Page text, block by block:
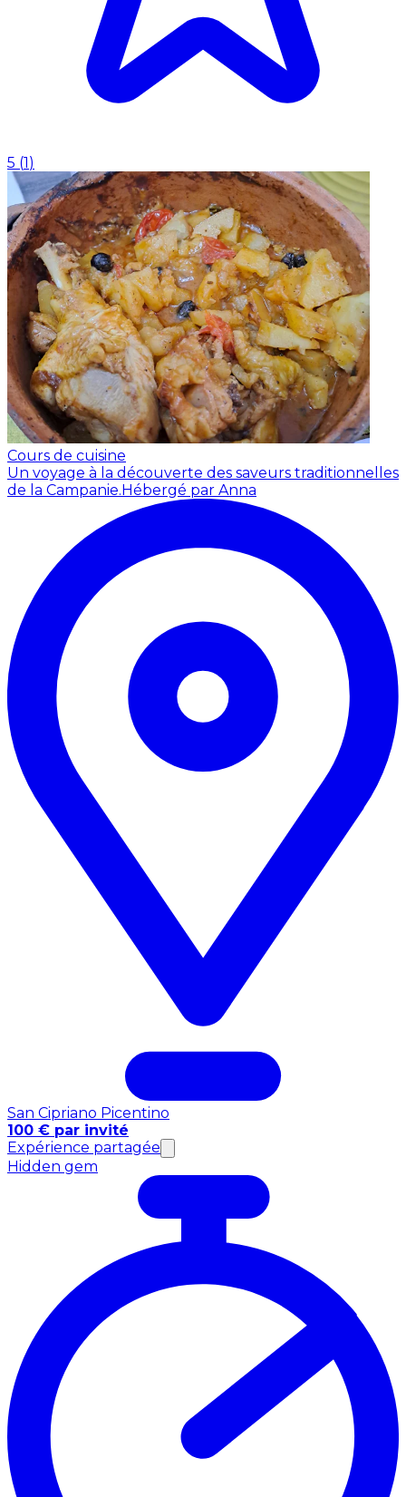
5 (1 )
Cours de cuisine
Un voyage à la découverte des saveurs traditionnelles
de la Campanie. Hébergé par Anna
San Cipriano Picentino
100 € par invité
Expérience partagée
Hidden gem